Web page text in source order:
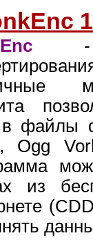
-
файлы
Ogg
из